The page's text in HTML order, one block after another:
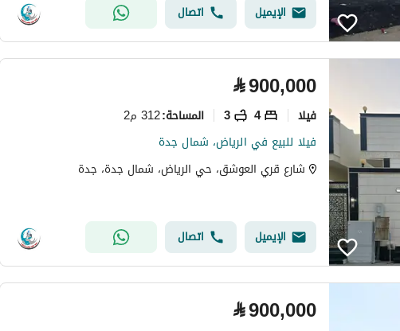
الإيميل اتصال
⃁900,000
فیلا 4
3 المساحة:312 م2
فيلا للبيع في الرياض، شمال جدة
شارع قري العوشق، حي الرياض، شمال جدة، جدة
الإيميل اتصال
⃁900,000